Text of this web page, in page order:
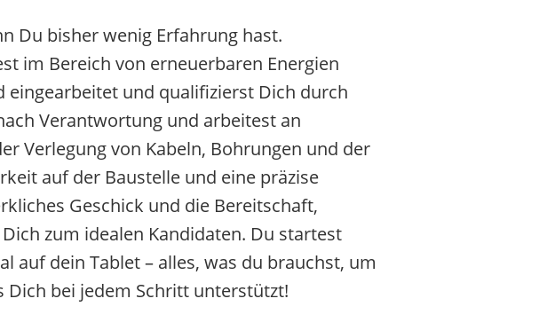
Du bisher wenig Erfahrung hast.
im Bereich von erneuerbaren Energien
und qualifizierst Dich durch
Verantwortung und arbeitest an
Verlegung von Kabeln, Bohrungen und der
auf der Baustelle und eine präzise
Geschick und die Bereitschaft,
zum idealen Kandidaten. Du startest
auf dein Tablet – alles, was du brauchst, um
Dich bei jedem Schritt unterstützt!